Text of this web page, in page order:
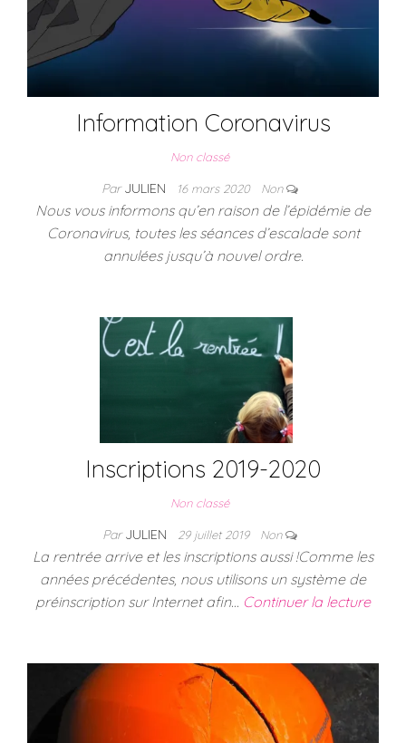
Information Coronavirus
Non classé
ParJULIEN 16 mars 2020 Non
Nous vous informons qu’en raison de l’épidémie de
Coronavirus, toutes les séances d’escalade sont
annulées jusqu’à nouvel ordre.
Inscriptions 2019-2020
Non classé
ParJULIEN 29 juillet 2019 Non
La rentrée arrive et les inscriptions aussi !Comme les
années précédentes, nous utilisons un système de
préinscription sur Internet afin… Continuer la lecture